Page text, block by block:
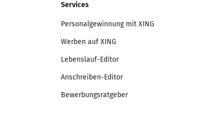
Services
Personalgewinnung mit XING
Werben auf XING
Lebenslauf-Editor
Anschreiben-Editor
Bewerbungsratgeber